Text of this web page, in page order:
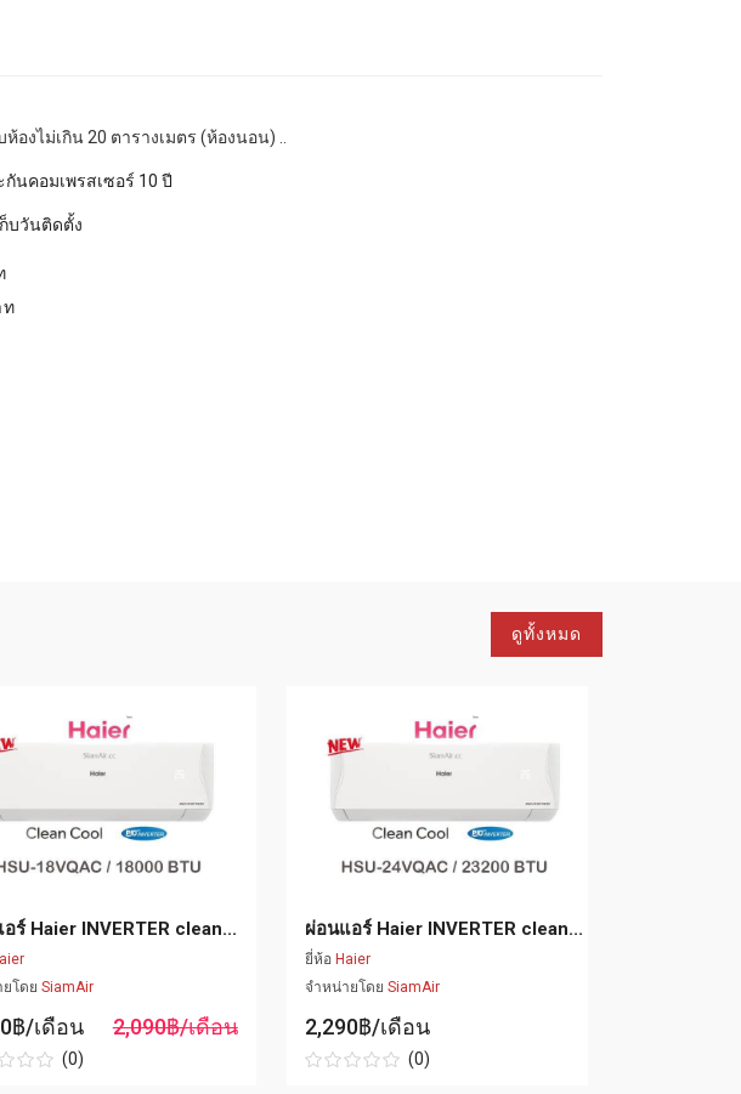
องไม่เกิน 20 ตารางเมตร (ห้องนอน) ..
นคอมเพรสเซอร์ 10 ปี
บวันติดตั้ง
ท
ดูทั้งหมด
ร์ Haier INVERTER clean...
โดย SiamAir
฿/เดือน 2,090฿/เดือน
(0)
ผ่อนแอร์ Haier INVERTER clean...
ยี่ห้อ Haier
จำหน่ายโดย SiamAir
2,290฿/เดือน
(0)